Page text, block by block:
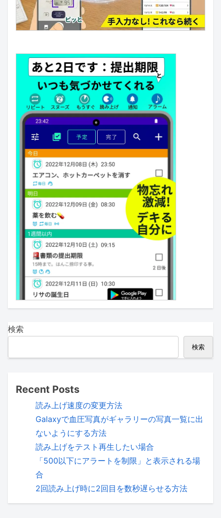
検索
検索
Recent Posts
読み上げ速度の変更方法
Galaxyで血圧写真がギャラリーの写真一覧に出
ないようにする方法
読み上げをテスト再生したい場合
「500以下にアラートを制限」と表示される場
合
2回読み上げ時に2回目を数秒遅らせる方法